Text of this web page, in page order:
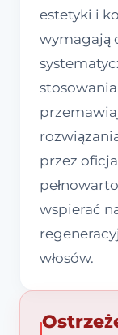
estetyki i
wymagają
przez
wspierać
włosów.